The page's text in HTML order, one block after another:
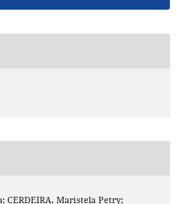
CERDEIRA, Maristela Petry;